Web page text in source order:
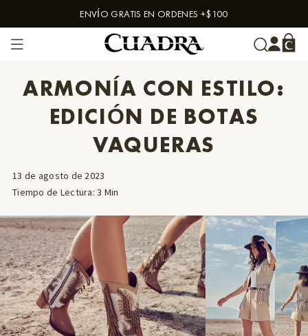
Skip to contentENVÍO GRATIS EN ORDENES +$100
ARMONÍA CON ESTILO:
EDICIÓN DE BOTAS
VAQUERAS
13 de agosto de 2023
Tiempo de Lectura:3 Min